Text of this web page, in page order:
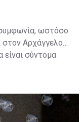
ωστόσο
στον Αρχάγγελο
είναι σύντομα